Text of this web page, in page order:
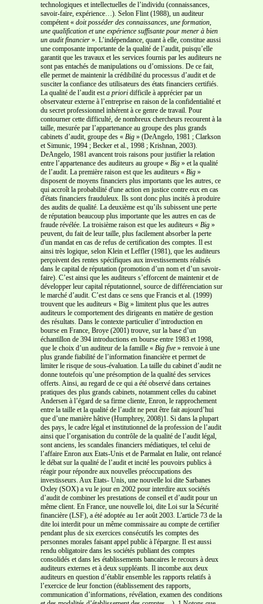
technologiques et intellectuelles de l’individu (connaissances,
savoir-faire, expérience…). Selon Flint (1988), un auditeur
compétent « doitposséder des connaissances, une formation,
une qualification et une expérience suffisante pour mener à bien
un audit financier ». L’indépendance, quant à elle, constitue aussi
une composante importante de la qualité de l’audit, puisqu’elle
garantit que les travaux et les services fournis par les auditeurs ne
sont pas entachés de manipulations ou d’omissions. De ce fait,
elle permet de maintenir la crédibilité du processus d’audit et de
susciter la confiance des utilisateurs des états financiers certifiés.
La qualité de l’audit esta priori difficile à apprécier par un
observateur externe à l’entreprise en raison de la confidentialité et
du secret professionnel inhérent à ce genre de travail. Pour
contourner cette difficulté, de nombreux chercheurs recourent à la
taille, mesurée par l’appartenance au groupe des plus grands
cabinets d’audit, groupe des « Big » (DeAngelo, 1981 ; Clarkson
et Simunic, 1994 ; Becker et al., 1998 ; Krishnan, 2003).
DeAngelo, 1981 avancent trois raisons pour justifier la relation
entre l’appartenance des auditeurs au groupe « Big » et la qualité
de l’audit. La première raison est que les auditeurs « Big »
disposent de moyens financiers plus importants que les autres, ce
qui accroît la probabilité d'une action en justice contre eux en cas
d'états financiers frauduleux. Ils sont donc plus incités à produire
des audits de qualité. La deuxième est qu’ils subissent une perte
de réputation beaucoup plus importante que les autres en cas de
fraude révélée. La troisième raison est que les auditeurs « Big »
peuvent, du fait de leur taille, plus facilement absorber la perte
d'un mandat en cas de refus de certification des comptes. Il est
ainsi très logique, selon Klein et Leffler (1981), que les auditeurs
perçoivent des rentes spécifiques aux investissements réalisés
dans le capital de réputation (promotion d’un nom et d’un savoir-
faire). C’est ainsi que les auditeurs s’efforcent de maintenir et de
développer leur capital réputationnel, source de différenciation sur
le marché d’audit. C’est dans ce sens que Francis et al. (1999)
trouvent que les auditeurs « Big » limitent plus que les autres
auditeurs le comportement des dirigeants en matière de gestion
des résultats. Dans le contexte particulier d’introduction en
bourse en France, Broye (2001) trouve, sur la base d’un
échantillon de 394 introductions en bourse entre 1983 et 1998,
que le choix d’un auditeur de la famille « Big five » renvoie à une
plus grande fiabilité de l’information financière et permet de
limiter le risque de sous-évaluation. La taille du cabinet d’audit ne
donne toutefois qu’une présomption de la qualité des services
offerts. Ainsi, au regard de ce qui a été observé dans certaines
pratiques des plus grands cabinets, notamment celles du cabinet
Andersen à l’égard de sa firme cliente, Enron, le rapprochement
entre la taille et la qualité de l’audit ne peut être fait aujourd’hui
que d’une manière hâtive (Humphrey, 2008)1. Si dans la plupart
des pays, le cadre légal et institutionnel de la profession de l’audit
ainsi que l’organisation du contrôle de la qualité de l’audit légal,
sont anciens, les scandales financiers médiatiques, tel celui de
l’affaire Enron aux Etats-Unis et de Parmalat en Italie, ont relancé
le débat sur la qualité de l’audit et incité les pouvoirs publics à
réagir pour répondre aux nouvelles préoccupations des
investisseurs. Aux Etats- Unis, une nouvelle loi dite Sarbanes
Oxley (SOX) a vu le jour en 2002 pour interdire aux sociétés
d’audit de combiner les prestations de conseil et d’audit pour un
même client. En France, une nouvelle loi, dite Loi sur la Sécurité
financière (LSF), a été adoptée au 1er août 2003. L'article 73 de la
dite loi interdit pour un même commissaire au compte de certifier
pendant plus de six exercices consécutifs les comptes des
personnes morales faisant appel public à l'épargne. Il est aussi
rendu obligatoire dans les sociétés publiant des comptes
consolidés et dans les établissements bancaires le recours à deux
auditeurs externes et à deux suppléants. Il incombe aux deux
auditeurs en question d’établir ensemble les rapports relatifs à
l’exercice de leur fonction (établissement des rapports,
communication d’informations, révélation, examen des conditions